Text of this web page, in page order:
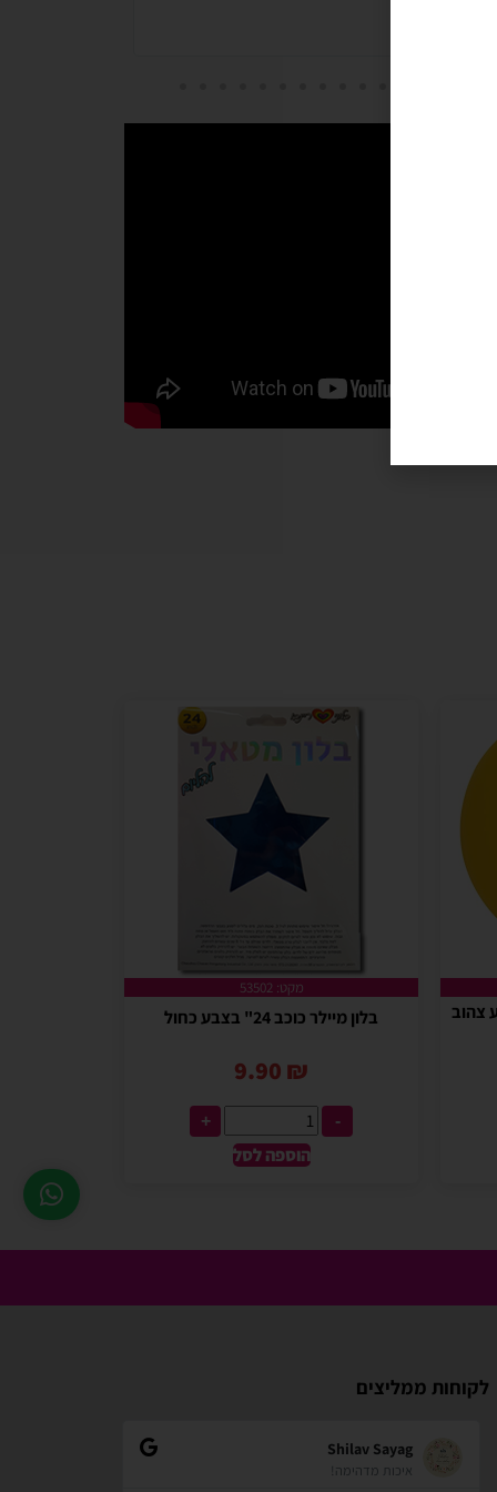
בצבע צהוב
מקט: 53502
בלון מיילר כוכב 24" בצבע כחול
9.90 ₪
-
+
הוספה לסל
לקוחות ממליצים
Shilav Sayag
איכות מדהימה!